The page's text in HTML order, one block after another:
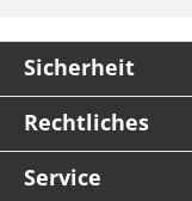
Sicherheit
Rechtliches
Service